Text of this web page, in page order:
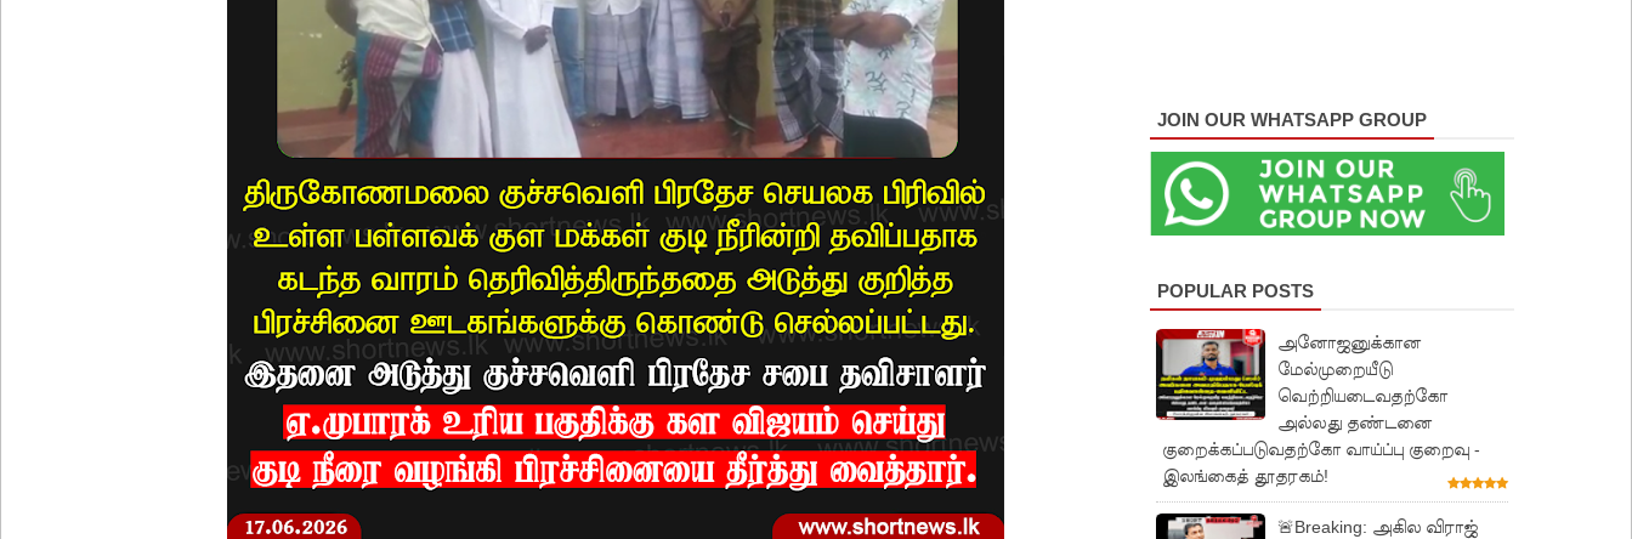
JOIN OUR WHATSAPP GROUP
POPULAR POSTS
அனோஜனுக்கான
மேல்முறையீடு
வெற்றியடைவதற்கோ
அல்லது தண்டனை
குறைக்கப்படுவதற்கோ வாய்ப்பு குறைவு -
இலங்கைத் தூதரகம்!
🚨Breaking: அகில விராஜ்